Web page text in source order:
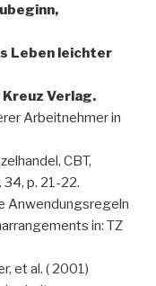
Leben leichter
Verlag.
Arbeitnehmer in
CBT,
p. 21-22.
Anwendungsregeln
in: TZ
et al. ( 2001)